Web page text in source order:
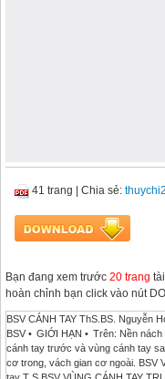
41 trang Chia sẻ:
Bạn đang xem trước 20 trang
hoàn chỉnh bạn click vào nút
BSV CÁNH TAY ThS.BS. Nguyễn
BSV • GIỚI HẠN • Trên: Nền
cánh tay trước và vùng cánh tay
cơ trong, vách gian cơ ngoài. BSV